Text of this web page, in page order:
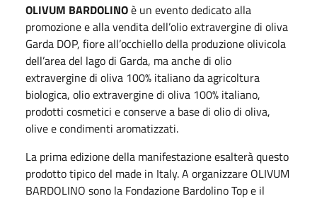
OLIVUM BARDOLINOè un evento dedicato alla
promozione e alla vendita dell’olio extravergine di oliva
Garda DOP, fiore all’occhiello della produzione olivicola
dell’area del lago di Garda, ma anche di olio
extravergine di oliva 100% italiano da agricoltura
biologica, olio extravergine di oliva 100% italiano,
prodotti cosmetici e conserve a base di olio di oliva,
olive e condimenti aromatizzati.
La prima edizione della manifestazione esalterà questo
prodotto tipico del made in Italy. A organizzare OLIVUM
BARDOLINO sono la Fondazione Bardolino Top e il